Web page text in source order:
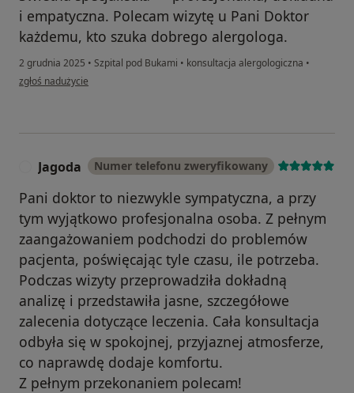
i empatyczna. Polecam wizytę u Pani Doktor
każdemu, kto szuka dobrego alergologa.
2 grudnia 2025 • Szpital pod Bukami • konsultacja alergologiczna •
w opinii użytkownika Rafał
zgłoś nadużycie
Jagoda Numer telefonu zweryfikowany
Pani doktor to niezwykle sympatyczna, a przy
tym wyjątkowo profesjonalna osoba. Z pełnym
zaangażowaniem podchodzi do problemów
pacjenta, poświęcając tyle czasu, ile potrzeba.
Podczas wizyty przeprowadziła dokładną
analizę i przedstawiła jasne, szczegółowe
zalecenia dotyczące leczenia. Cała konsultacja
odbyła się w spokojnej, przyjaznej atmosferze,
co naprawdę dodaje komfortu.
Z pełnym przekonaniem polecam!